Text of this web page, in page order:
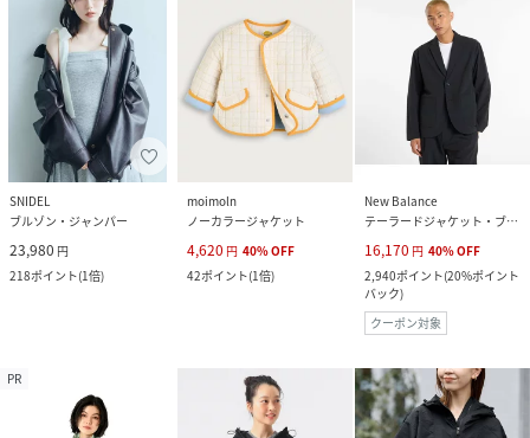
SNIDEL
ブルゾン・ジャンパー
23,980 円
218ポイント(1倍)
moimoln
ノーカラージャケット
4,620 円 40%OFF
42ポイント(1倍)
New Balance
テーラードジャケット・ブレザー
16,170 円 40%OFF
2,940ポイント(20%ポイント
バック)
クーポン対象
PR